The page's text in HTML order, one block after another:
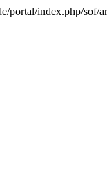
portal/index.php/sof/